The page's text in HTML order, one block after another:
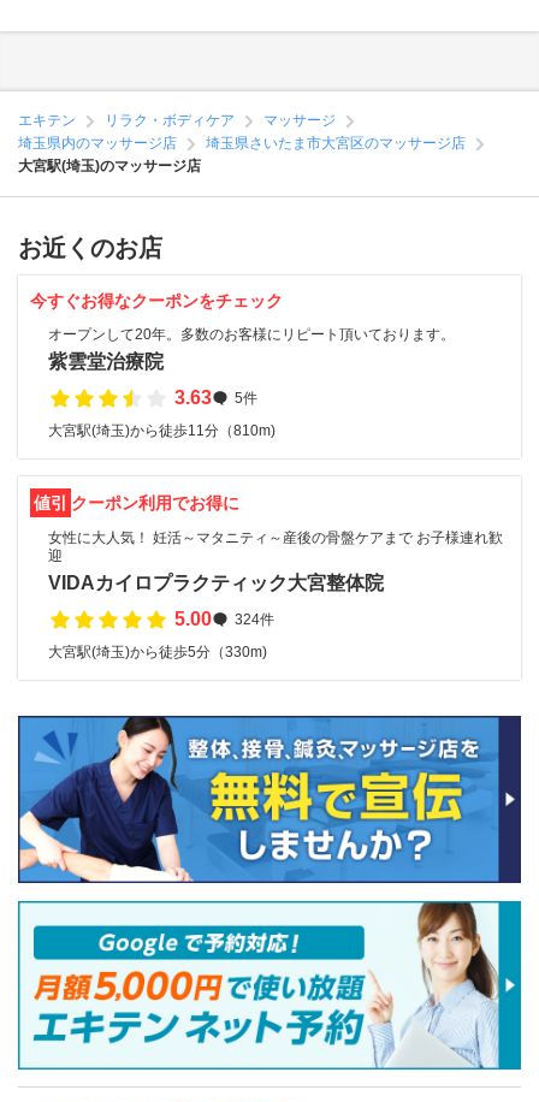
エキテン リラク・ボディケア
マッサージ
埼玉県内のマッサージ店
埼玉県さいたま市大宮区のマッサージ店
大宮駅(埼玉)のマッサージ店
お近くのお店
今すぐお得なクーポンをチェック
オープンして20年。多数のお客様にリピート頂いております。
紫雲堂治療院
3.63
5件
大宮駅(埼玉)から徒歩11分（810m)
値引 クーポン利用でお得に
女性に大人気！ 妊活～マタニティ～産後の骨盤ケアまで お子様連れ歓
迎
VIDAカイロプラクティック大宮整体院
5.00
324件
大宮駅(埼玉)から徒歩5分（330m)